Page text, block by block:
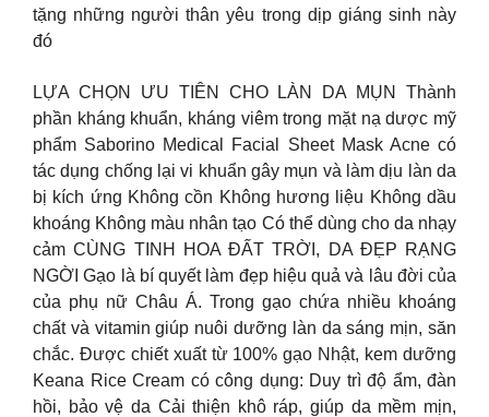
tặng những người thân yêu trong dịp giáng sinh này
đó
LỰA CHỌN ƯU TIÊN CHO LÀN DA MỤN Thành
phần kháng khuẩn, kháng viêm trong mặt nạ dược mỹ
phẩm Saborino Medical Facial Sheet Mask Acne có
tác dụng chống lại vi khuẩn gây mụn và làm dịu làn da
bị kích ứng Không cồn Không hương liệu Không dầu
khoáng Không màu nhân tạo Có thể dùng cho da nhạy
cảm CÙNG TINH HOA ĐẤT TRỜI, DA ĐẸP RẠNG
NGỜI​ Gạo là bí quyết làm đẹp hiệu quả và lâu đời của
của phụ nữ Châu Á. Trong gạo chứa nhiều khoáng
chất và vitamin giúp nuôi dưỡng làn da sáng mịn, săn
chắc.​ Được chiết xuất từ 100% gạo Nhật, kem dưỡng
Keana Rice Cream có công dụng:​ Duy trì độ ẩm, đàn
hồi, bảo vệ da​ Cải thiện khô ráp, giúp da mềm mịn,